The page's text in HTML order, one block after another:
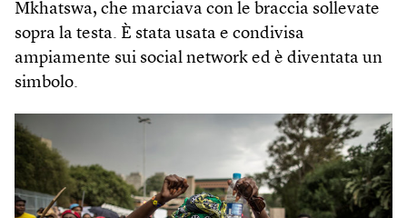
Mkhatswa, che marciava con le braccia sollevate
sopra la testa. È stata usata e condivisa
ampiamente sui social network ed è diventata un
simbolo.